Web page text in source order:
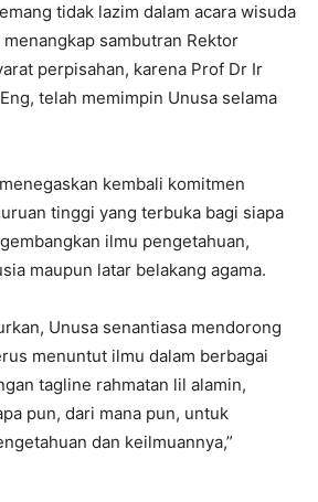
tidak lazim dalam acara wisuda
sambutran Rektor
perpisahan, karena Prof Dr Ir
telah memimpin Unusa selama
kembali komitmen
tinggi yang terbuka bagi siapa
ilmu pengetahuan,
maupun latar belakang agama.
Unusa senantiasa mendorong
menuntut ilmu dalam berbagai
tagline rahmatan lil alamin,
pun, dari mana pun, untuk
dan keilmuannya,”